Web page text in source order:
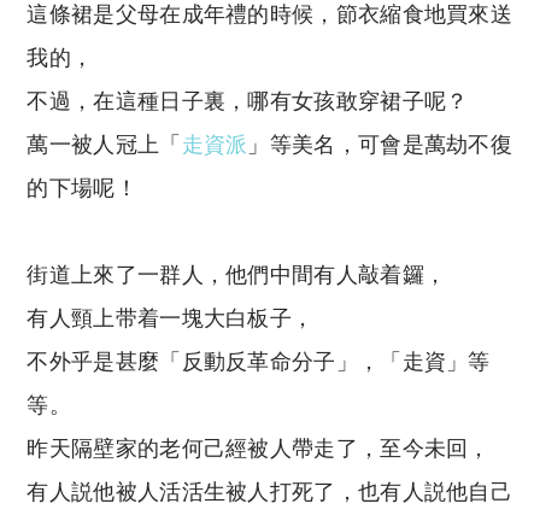
這條裙是父母在成年禮的時候，節衣縮食地買來送
我的，
不過，在這種日子裏，哪有女孩敢穿裙子呢？
萬一被人冠上「 走資派 」等美名，可會是萬劫不復
的下場呢！
街道上來了一群人，他們中間有人敲着鑼，
有人頸上带着一塊大白板子，
不外乎是甚麼「反動反革命分子」，「走資」等
等。
昨天隔壁家的老何己經被人帶走了，至今未回，
有人説他被人活活生被人打死了，也有人説他自己